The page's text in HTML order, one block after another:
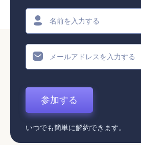
参加する
いつでも簡単に解約できます。